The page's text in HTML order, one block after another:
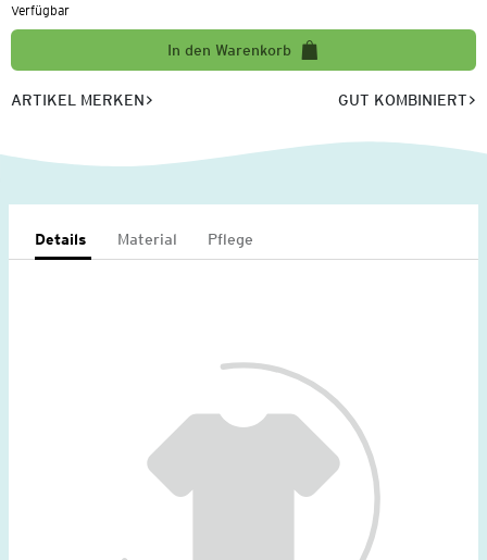
Verfügbar
In den Warenkorb
ARTIKEL MERKEN GUT KOMBINIERT
Details Material Pflege